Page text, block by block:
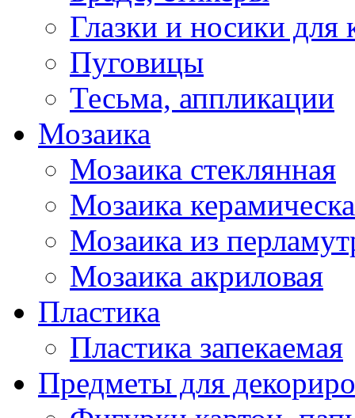
Глазки и носики для
Пуговицы
Тесьма, аппликации
Мозаика
Мозаика стеклянная
Мозаика
Мозаика из
Мозаика акриловая
Пластика
Пластика запекаемая
Предметы для